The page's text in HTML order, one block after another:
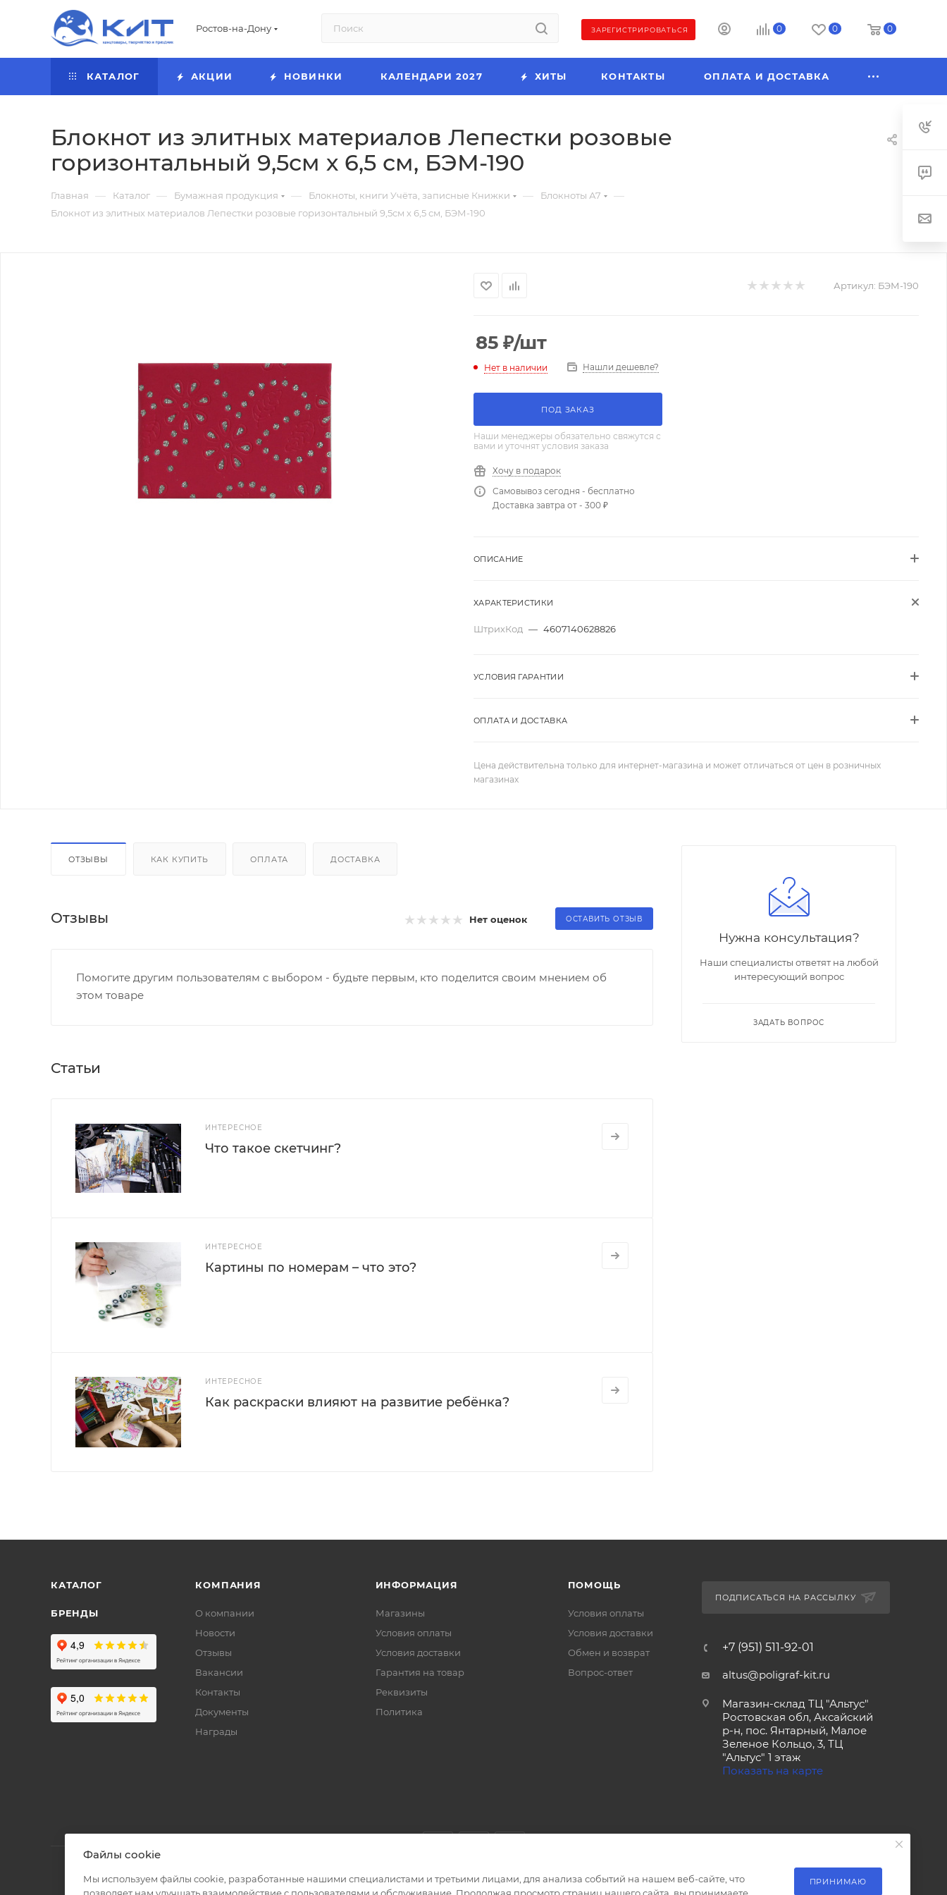
Ростов-на-Дону ЗАРЕГИСТРИРОВАТЬСЯ 0 0 0
КАТАЛОГ АКЦИИ НОВИНКИ КАЛЕНДАРИ 2027 ХИТЫ КОНТАКТЫ ОПЛАТА И ДОСТАВКА
Блокнот из элитных материалов Лепестки розовые
горизонтальный 9,5см х 6,5 см, БЭМ-190
Главная — Каталог — Бумажная продукция — Блокноты, книги Учёта, записные Книжки — Блокноты А7 —
Блокнот из элитных материалов Лепестки розовые горизонтальный 9,5см х 6,5 см, БЭМ-190
Артикул: БЭМ-190
85 ₽/шт
Нет в наличии Нашли дешевле?
ПОД ЗАКАЗ
Наши менеджеры обязательно свяжутся с
вами и уточнят условия заказа
Хочу в подарок
Самовывоз сегодня - бесплатно
Доставка завтра от - 300 ₽
ОПИСАНИЕ
ХАРАКТЕРИСТИКИ
ШтрихКод — 4607140628826
УСЛОВИЯ ГАРАНТИИ
ОПЛАТА И ДОСТАВКА
Цена действительна только для интернет-магазина и может отличаться от цен в розничных
магазинах
ОТЗЫВЫ КАК КУПИТЬ ОПЛАТА ДОСТАВКА
Отзывы Нет оценок ОСТАВИТЬ ОТЗЫВ
Помогите другим пользователям с выбором - будьте первым, кто поделится своим мнением об
этом товаре
Статьи
ИНТЕРЕСНОЕ
Что такое скетчинг?
ИНТЕРЕСНОЕ
Картины по номерам – что это?
ИНТЕРЕСНОЕ
Как раскраски влияют на развитие ребёнка?
Нужна консультация?
Наши специалисты ответят на любой
интересующий вопрос
ЗАДАТЬ ВОПРОС
КАТАЛОГ
БРЕНДЫ
КОМПАНИЯ
О компании
Новости
Отзывы
Вакансии
Контакты
Документы
Награды
ИНФОРМАЦИЯ
Магазины
Условия оплаты
Условия доставки
Гарантия на товар
Реквизиты
Политика
ПОМОЩЬ
Условия оплаты
Условия доставки
Обмен и возврат
Вопрос-ответ
ПОДПИСАТЬСЯ НА РАССЫЛКУ
+7 (951) 511-92-01
altus@poligraf-kit.ru
Магазин-склад ТЦ "Альтус"
Ростовская обл, Аксайский
р-н, пос. Янтарный, Малое
Зеленое Кольцо, 3, ТЦ
"Альтус" 1 этаж
Показать на карте
Файлы cookie
Мы используем файлы cookie, разработанные нашими специалистами и третьими лицами, для анализа событий на нашем веб-сайте, что
ПРИНИМАЮ